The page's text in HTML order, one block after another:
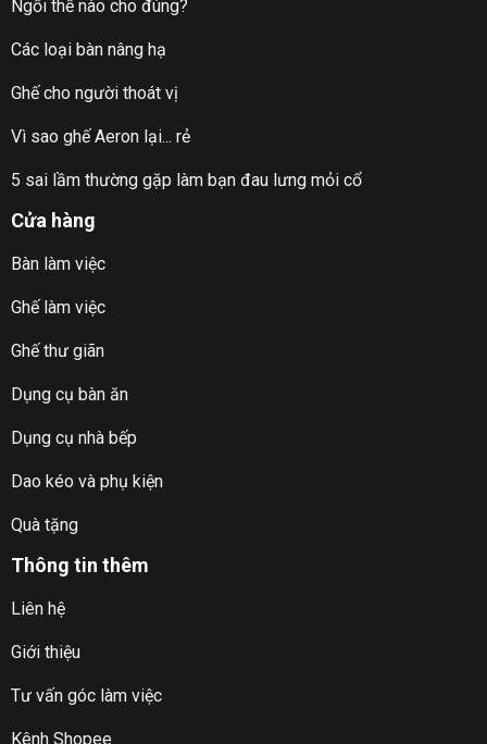
Ngồi thế nào cho đúng?
Các loại bàn nâng hạ
Ghế cho người thoát vị
Vì sao ghế Aeron lại... rẻ
5 sai lầm thường gặp làm bạn đau lưng mỏi cổ
Cửa hàng
Bàn làm việc
Ghế làm việc
Ghế thư giãn
Dụng cụ bàn ăn
Dụng cụ nhà bếp
Dao kéo và phụ kiện
Quà tặng
Thông tin thêm
Liên hệ
Giới thiệu
Tư vấn góc làm việc
Kênh Shopee